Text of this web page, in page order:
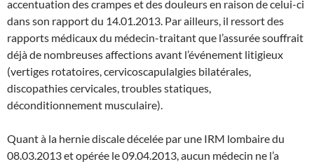
accentuation des crampes et des douleurs en raison de celui-ci
dans son rapport du 14.01.2013. Par ailleurs, il ressort des
rapports médicaux du médecin-traitant que l’assurée souffrait
déjà de nombreuses affections avant l’événement litigieux
(vertiges rotatoires, cervicoscapulalgies bilatérales,
discopathies cervicales, troubles statiques,
déconditionnement musculaire).
Quant à la hernie discale décelée par une IRM lombaire du
08.03.2013 et opérée le 09.04.2013, aucun médecin ne l’a